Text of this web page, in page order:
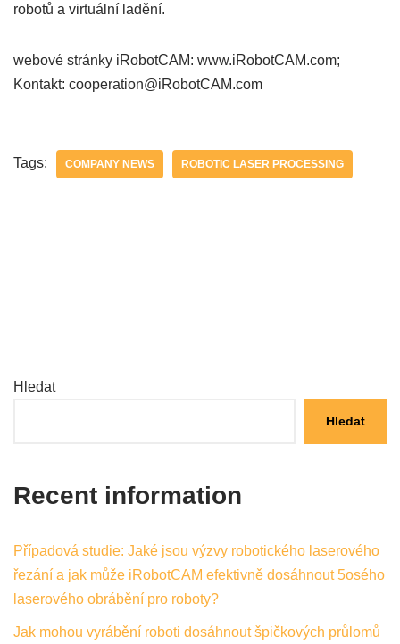
robotů a virtuální ladění.
webové stránky iRobotCAM: www.iRobotCAM.com;
Kontakt: cooperation@iRobotCAM.com
Tags: COMPANY NEWS ROBOTIC LASER PROCESSING
Hledat
Hledat
Recent information
Případová studie: Jaké jsou výzvy robotického laserového
řezání a jak může iRobotCAM efektivně dosáhnout 5osého
laserového obrábění pro roboty?
Jak mohou vyrábění roboti dosáhnout špičkových průlomů